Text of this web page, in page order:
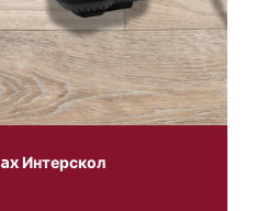
Интерскол